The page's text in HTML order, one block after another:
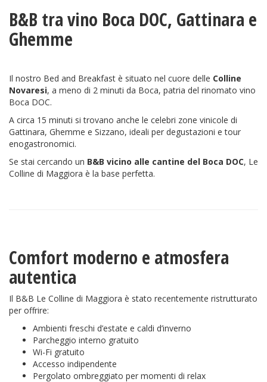
B&B tra vino Boca DOC, Gattinara e
Ghemme
Il nostro Bed and Breakfast è situato nel cuore delle Colline
Novaresi, a meno di 2 minuti da Boca, patria del rinomato vino
Boca DOC.
A circa 15 minuti si trovano anche le celebri zone vinicole di
Gattinara, Ghemme e Sizzano, ideali per degustazioni e tour
enogastronomici.
Se stai cercando un B&B vicino alle cantine del Boca DOC, Le
Colline di Maggiora è la base perfetta.
Comfort moderno e atmosfera
autentica
Il B&B Le Colline di Maggiora è stato recentemente ristrutturato
per offrire:
Ambienti freschi d’estate e caldi d’inverno
Parcheggio interno gratuito
Wi-Fi gratuito
Accesso indipendente
Pergolato ombreggiato per momenti di relax